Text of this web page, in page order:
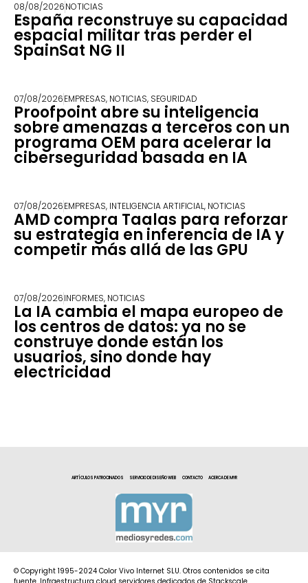
08/08/2026NOTICIAS
España reconstruye su capacidad
espacial militar tras perder el
SpainSat NG II
07/08/2026EMPRESAS, NOTICIAS, SEGURIDAD
Proofpoint abre su inteligencia
sobre amenazas a terceros con un
programa OEM para acelerar la
ciberseguridad basada en IA
07/08/2026EMPRESAS, INTELIGENCIA ARTIFICIAL, NOTICIAS
AMD compra Taalas para reforzar
su estrategia en inferencia de IA y
competir más allá de las GPU
07/08/2026INFORMES, NOTICIAS
La IA cambia el mapa europeo de
los centros de datos: ya no se
construye donde están los
usuarios, sino donde hay
electricidad
ARTÍCULOS PATROCINADOS SERVICIO DE DISEÑO WEB CONTACTO ACERCA DE MYR
© Copyright 1995-2024 Color Vivo Internet SLU. Otros contenidos se cita